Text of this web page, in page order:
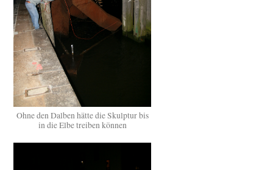
Ohne den Dalben hätte die Skulptur bis
in die Elbe treiben können